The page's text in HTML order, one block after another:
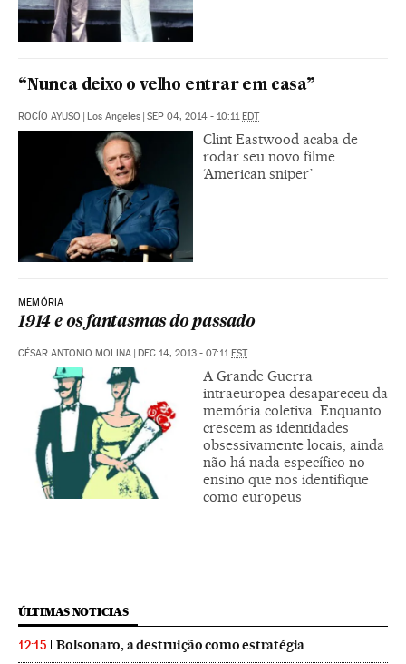
“Nunca deixo o velho entrar em casa”
ROCÍO AYUSO Los Angeles SEP 04, 2014 - 10:11 EDT
Clint Eastwood acaba de
rodar seu novo filme
‘American sniper’
MEMÓRIA
1914 e os fantasmas do passado
CÉSAR ANTONIO MOLINA | DEC 14, 2013 - 07:11EST
A Grande Guerra
intraeuropea desapareceu da
memória coletiva. Enquanto
crescem as identidades
obsessivamente locais, ainda
não há nada específico no
ensino que nos identifique
como europeus
ÚLTIMAS NOTICIAS
12:15 Bolsonaro, a destruição como estratégia